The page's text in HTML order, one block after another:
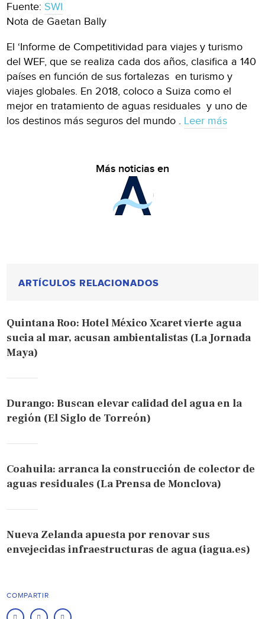
Fuente: SWI
Nota de Gaetan Bally
El ‘Informe de Competitividad para viajes y turismo
del WEF, que se realiza cada dos años, clasifica a 140
países en función de sus fortalezas en turismo y
viajes globales. En 2018, coloco a Suiza como el
mejor en tratamiento de aguas residuales y uno de
los destinos más seguros del mundo . Leer más
Más noticias en
ARTÍCULOS RELACIONADOS
Quintana Roo: Hotel México Xcaret vierte agua
sucia al mar, acusan ambientalistas (La Jornada
Maya)
Durango: Buscan elevar calidad del agua en la
región (El Siglo de Torreón)
Coahuila: arranca la construcción de colector de
aguas residuales (La Prensa de Monclova)
Nueva Zelanda apuesta por renovar sus
envejecidas infraestructuras de agua (iagua.es)
COMPARTIR